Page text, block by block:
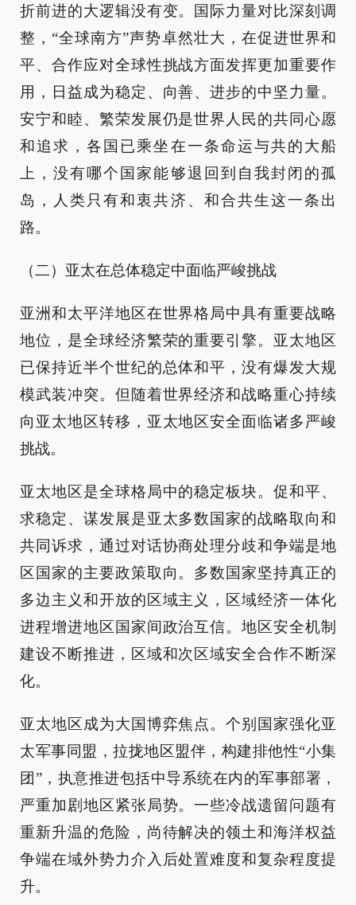
折前进的大逻辑没有变。国际力量对比深刻调
整，“全球南方”声势卓然壮大，在促进世界和
平、合作应对全球性挑战方面发挥更加重要作
用，日益成为稳定、向善、进步的中坚力量。
安宁和睦、繁荣发展仍是世界人民的共同心愿
和追求，各国已乘坐在一条命运与共的大船
上，没有哪个国家能够退回到自我封闭的孤
岛，人类只有和衷共济、和合共生这一条出
路。
（二）亚太在总体稳定中面临严峻挑战
亚洲和太平洋地区在世界格局中具有重要战略
地位，是全球经济繁荣的重要引擎。亚太地区
已保持近半个世纪的总体和平，没有爆发大规
模武装冲突。但随着世界经济和战略重心持续
向亚太地区转移，亚太地区安全面临诸多严峻
挑战。
亚太地区是全球格局中的稳定板块。促和平、
求稳定、谋发展是亚太多数国家的战略取向和
共同诉求，通过对话协商处理分歧和争端是地
区国家的主要政策取向。多数国家坚持真正的
多边主义和开放的区域主义，区域经济一体化
进程增进地区国家间政治互信。地区安全机制
建设不断推进，区域和次区域安全合作不断深
化。
亚太地区成为大国博弈焦点。个别国家强化亚
太军事同盟，拉拢地区盟伴，构建排他性“小集
团”，执意推进包括中导系统在内的军事部署，
严重加剧地区紧张局势。一些冷战遗留问题有
重新升温的危险，尚待解决的领土和海洋权益
争端在域外势力介入后处置难度和复杂程度提
升。